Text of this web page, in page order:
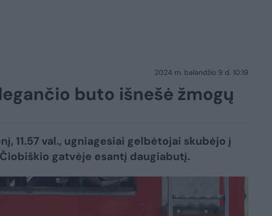
2024 m. balandžio 9 d. 10:19
buto išnešė žmogų
11.57 val., ugniagesiai gelbėtojai skubėjo į
gatvėje esantį daugiabutį.